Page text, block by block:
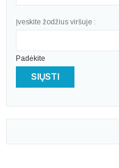
Įveskite žodžius viršuje :
Padėkite
SIŲSTI